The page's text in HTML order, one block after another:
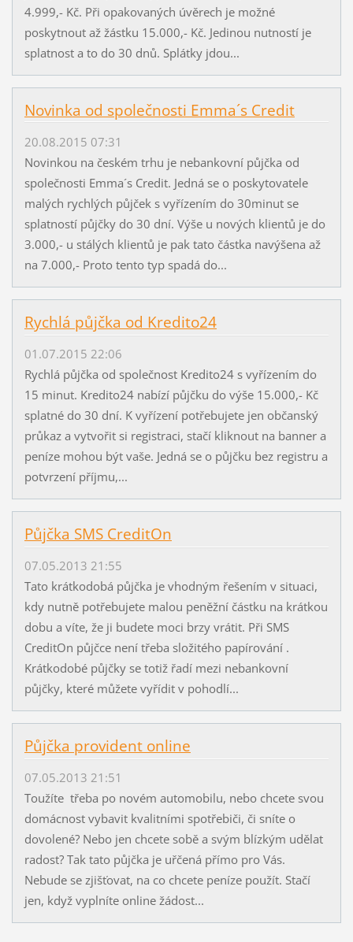
4.999,- Kč. Při opakovaných úvěrech je možné
poskytnout až žástku 15.000,- Kč. Jedinou nutností je
splatnost a to do 30 dnů. Splátky jdou...
Novinka od společnosti Emma´s Credit
20.08.2015 07:31
Novinkou na českém trhu je nebankovní půjčka od
společnosti Emma´s Credit. Jedná se o poskytovatele
malých rychlých půjček s vyřízením do 30minut se
splatností půjčky do 30 dní. Výše u nových klientů je do
3.000,- u stálých klientů je pak tato částka navýšena až
na 7.000,- Proto tento typ spadá do...
Rychlá půjčka od Kredito24
01.07.2015 22:06
Rychlá půjčka od společnost Kredito24 s vyřízením do
15 minut. Kredito24 nabízí půjčku do výše 15.000,- Kč
splatné do 30 dní. K vyřízení potřebujete jen občanský
průkaz a vytvořit si registraci, stačí kliknout na banner a
peníze mohou být vaše. Jedná se o půjčku bez registru a
potvrzení příjmu,...
Půjčka SMS CreditOn
07.05.2013 21:55
Tato krátkodobá půjčka je vhodným řešením v situaci,
kdy nutně potřebujete malou peněžní částku na krátkou
dobu a víte, že ji budete moci brzy vrátit. Při SMS
CreditOn půjčce není třeba složitého papírování .
Krátkodobé půjčky se totiž řadí mezi nebankovní
půjčky, které můžete vyřídit v pohodlí...
Půjčka provident online
07.05.2013 21:51
Toužíte třeba po novém automobilu, nebo chcete svou
domácnost vybavit kvalitními spotřebiči, či sníte o
dovolené? Nebo jen chcete sobě a svým blízkým udělat
radost? Tak tato půjčka je uřčená přímo pro Vás.
Nebude se zjišťovat, na co chcete peníze použít. Stačí
jen, když vyplníte online žádost...